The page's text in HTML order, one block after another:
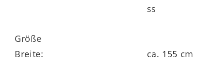
ss
Größe
Breite:
ca. 155 cm